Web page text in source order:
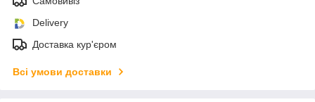
Delivery
Доставка кур'єром
Всі умови доставки